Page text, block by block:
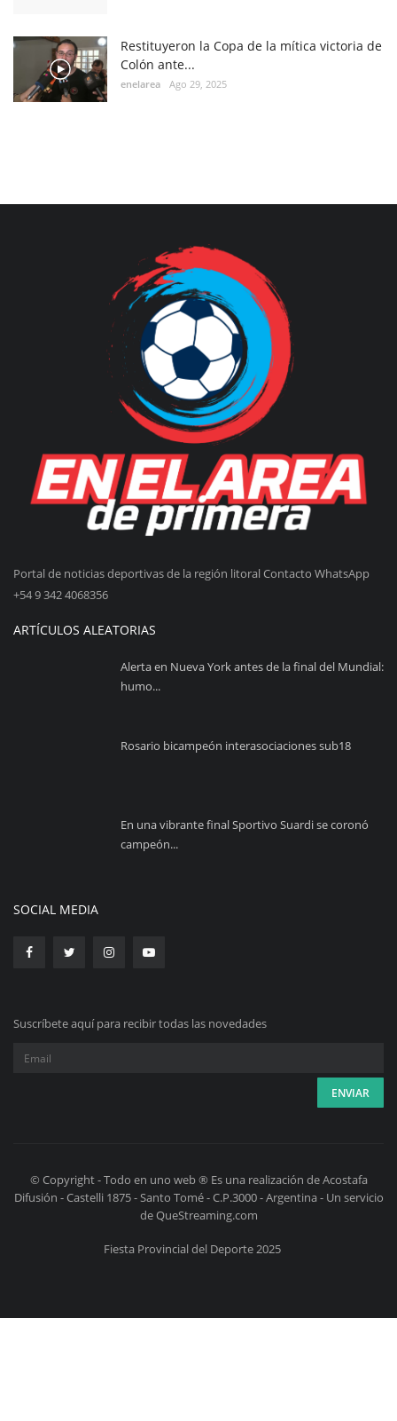
Restituyeron la Copa de la mítica victoria de
Colón ante...
enelarea Ago 29, 2025
Portal de noticias deportivas de la región litoral Contacto WhatsApp
+54 9 342 4068356
ARTÍCULOS ALEATORIAS
Alerta en Nueva York antes de la final del Mundial:
humo...
Rosario bicampeón interasociaciones sub18
En una vibrante final Sportivo Suardi se coronó
campeón...
SOCIAL MEDIA
Suscríbete aquí para recibir todas las novedades
© Copyright - Todo en uno web ® Es una realización de Acostafa
Difusión - Castelli 1875 - Santo Tomé - C.P.3000 - Argentina - Un servicio
de QueStreaming.com
Fiesta Provincial del Deporte 2025